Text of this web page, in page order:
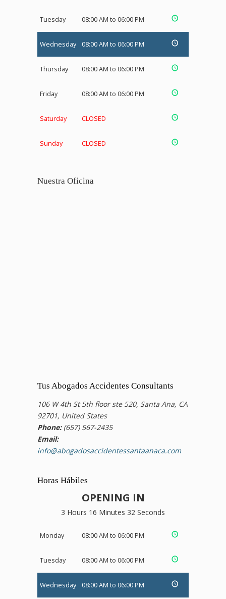
Tuesday 08:00 AM to 06:00 PM
Wednesday 08:00 AM to 06:00 PM
Thursday 08:00 AM to 06:00 PM
Friday 08:00 AM to 06:00 PM
Saturday CLOSED
Sunday CLOSED
Nuestra Oficina
Tus Abogados Accidentes Consultants
106 W 4th St 5th floor ste 520, Santa Ana, CA
92701, United States
Phone:(657) 567-2435
Email:
info@abogadosaccidentessantaanaca.com
Horas Hábiles
OPENING IN
3 Hours 16 Minutes 31 Seconds
Monday 08:00 AM to 06:00 PM
Tuesday 08:00 AM to 06:00 PM
Wednesday 08:00 AM to 06:00 PM